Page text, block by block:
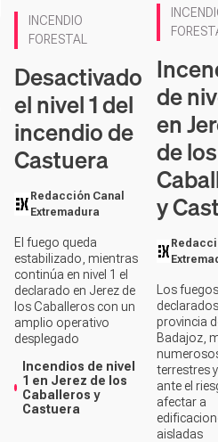
INCENDIO
FORESTAL
Desactivado
el nivel 1 del
incendio de
Castuera
Redacción Canal
Extremadura
El fuego queda
estabilizado, mientras
continúa en nivel 1 el
declarado en Jerez de
los Caballeros con un
amplio operativo
desplegado
Incendios de nivel
1 en Jerez de los
Caballeros y
Castuera
de
en
de los
y
Los
provincia
Badajoz,
terrestres
ante el
afectar a
aisladas